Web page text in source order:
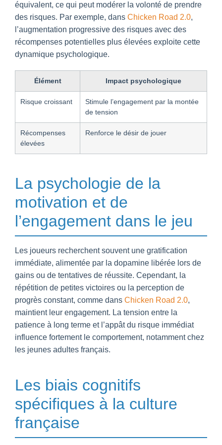
équivalent, ce qui peut modérer la volonté de prendre
des risques. Par exemple, dans Chicken Road 2.0,
l’augmentation progressive des risques avec des
récompenses potentielles plus élevées exploite cette
dynamique psychologique.
Élément Impact psychologique
Risque croissant
Stimule l’engagement par la montée
de tension
Récompenses
élevées
Renforce le désir de jouer
La psychologie de la
motivation et de
l’engagement dans le jeu
Les joueurs recherchent souvent une gratification
immédiate, alimentée par la dopamine libérée lors de
gains ou de tentatives de réussite. Cependant, la
répétition de petites victoires ou la perception de
progrès constant, comme dans Chicken Road 2.0,
maintient leur engagement. La tension entre la
patience à long terme et l’appât du risque immédiat
influence fortement le comportement, notamment chez
les jeunes adultes français.
Les biais cognitifs
spécifiques à la culture
française